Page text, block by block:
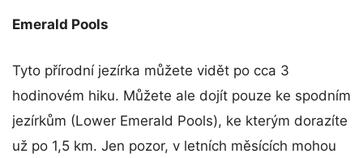
Emerald Pools
Tyto přírodní jezírka můžete vidět po cca 3
hodinovém hiku. Můžete ale dojít pouze ke spodním
jezírkům (Lower Emerald Pools), ke kterým dorazíte
už po 1,5 km. Jen pozor, v letních měsících mohou